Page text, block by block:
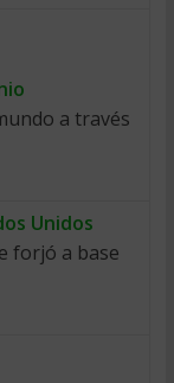
a través
Unidos
forjó a base